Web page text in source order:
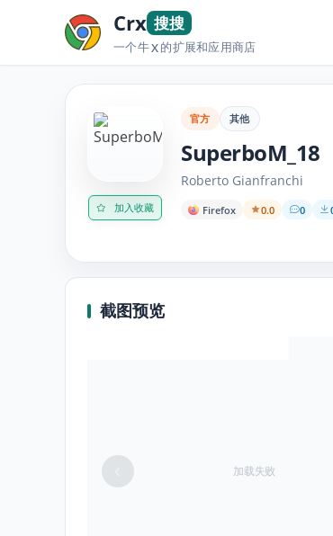
Crx 搜搜
一个牛X的扩展和应用商店
加入收藏
官方 其他
SuperboM_18
Roberto Gianfranchi
Firefox 0.0 0
截图预览
加载失败